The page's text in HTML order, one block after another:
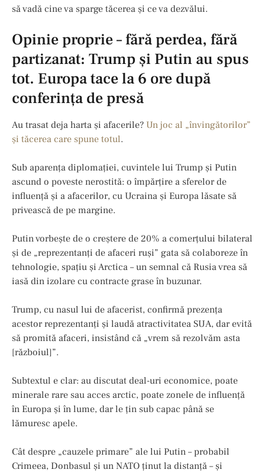
să vadă cine va sparge tăcerea și ce va dezvălui.
Opinie proprie – fără perdea, fără
partizanat: Trump și Putin au spus
tot. Europa tace la 6 ore după
conferinţa de presă
Au trasat deja harta și afacerile? Un joc al „învingătorilor”
și tăcerea care spune totul.
Sub aparența diplomației, cuvintele lui Trump și Putin
ascund o poveste nerostită: o împărțire a sferelor de
influență și a afacerilor, cu Ucraina și Europa lăsate să
privească de pe margine.
Putin vorbește de o creștere de 20% a comerțului bilateral
și de „reprezentanți de afaceri ruși” gata să colaboreze în
tehnologie, spațiu și Arctica – un semnal că Rusia vrea să
iasă din izolare cu contracte grase în buzunar.
Trump, cu nasul lui de afacerist, confirmă prezența
acestor reprezentanți și laudă atractivitatea SUA, dar evită
să promită afaceri, insistând că „vrem să rezolvăm asta
[războiul]”.
Subtextul e clar: au discutat deal-uri economice, poate
minerale rare sau acces arctic, poate zonele de influenţă
în Europa şi în lume, dar le țin sub capac până se
lămuresc apele.
Cât despre „cauzele primare” ale lui Putin – probabil
Crimeea, Donbasul și un NATO ținut la distanță – și